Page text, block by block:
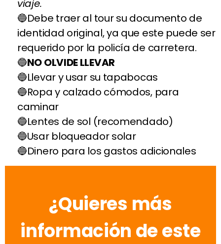
viaje.
Debe traer al tour su documento de
identidad original, ya que este puede ser
requerido por la policía de carretera.
NO OLVIDE LLEVAR
Llevar y usar su tapabocas
Ropa y calzado cómodos, para
caminar
Lentes de sol (recomendado)
Usar bloqueador solar
Dinero para los gastos adicionales
¿Quieres más
información de este